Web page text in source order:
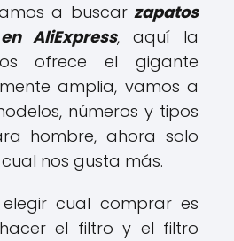
a buscarzapatos
AliExpress, aquí la
ofrece el gigante
amplia, vamos a
números y tipos
hombre, ahora solo
nos gusta más.
cual comprar es
el filtro y el filtro